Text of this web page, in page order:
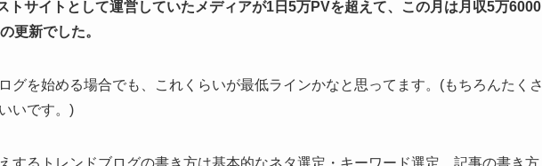
トサイトとして運営していたメディアが1日5万PVを超えて、この月は月収5万6000
更新でした。
グを始める場合でも、これくらいが最低ラインかなと思ってます。(もちろんたくさ
いです。)
するトレンドブログの書き方は基本的なネタ選定・キーワード選定、記事の書き方